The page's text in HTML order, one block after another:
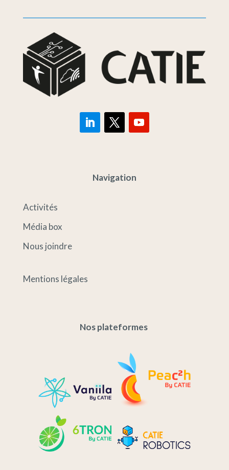
Navigation
Activités
Média box
Nous joindre
Mentions légales
Nos plateformes